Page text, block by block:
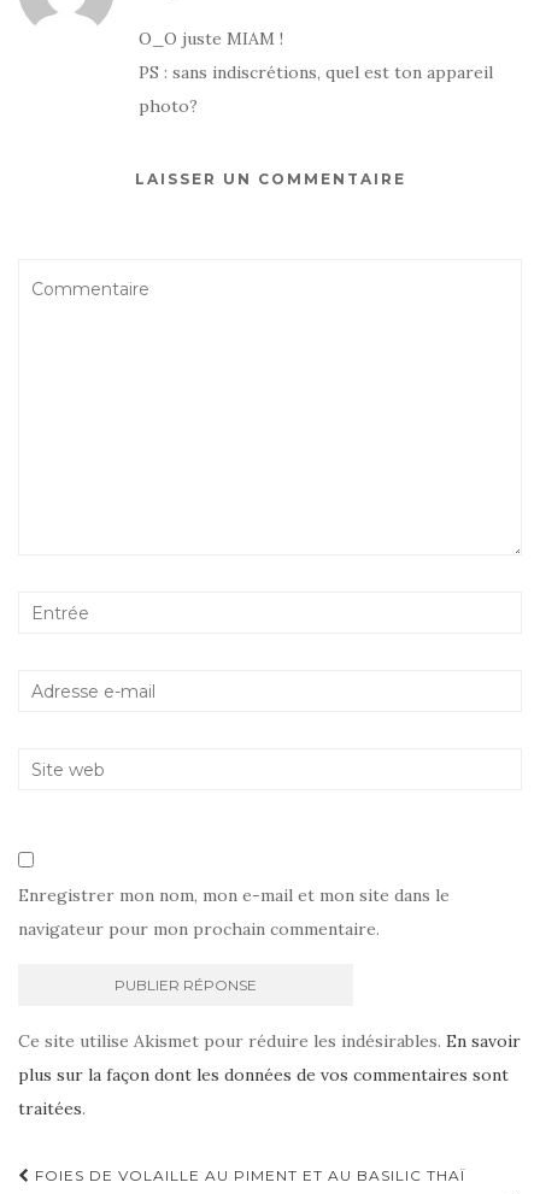
O_O juste MIAM !
PS : sans indiscrétions, quel est ton appareil
photo?
LAISSER UN COMMENTAIRE
Enregistrer mon nom, mon e-mail et mon site dans le
navigateur pour mon prochain commentaire.
Ce site utilise Akismet pour réduire les indésirables. En savoir
plus sur la façon dont les données de vos commentaires sont
traitées.
Navigation
FOIES DE VOLAILLE AU PIMENT ET AU BASILIC THAÏ